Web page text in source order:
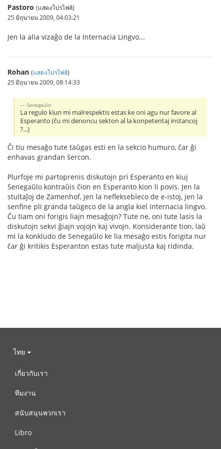
Pastoro (แสดงโปรไฟล์)
25 มิถุนายน 2009, 04:03:21
Jen la alia vizaĝo de la Internacia Lingvo...
Rohan (แสดงโปรไฟล์)
25 มิถุนายน 2009, 08:14:33
Senegaùlo:
La regulo kiun mi malrespektis estas ke oni agu nur favore al
Esperanto (ĉu mi denoncu sekton al la konpetentaj instancoj
?...)
Ĉi tiu mesaĝo tute taŭgas esti en la sekcio humuro, ĉar ĝi
enhavas grandan ŝercon.
Plurfoje mi partoprenis diskutojn pri Esperanto en kiuj
Senegaŭlo kontraŭis ĉion en Esperanto kion li povis. Jen la
stultaĵoj de Zamenhof, jen la nefleksebleco de e-istoj, jen la
senfine pli granda taŭgeco de la angla kiel internacia lingvo.
Ĉu tiam oni forigis liajn mesaĝojn? Tute ne, oni tute lasis la
diskutojn sekvi ĝiajn vojojn kaj vivojn. Konsiderante tion, laŭ
mi la konkludo de Senegaŭlo ke lia mesaĝo estis forigita nur
ĉar ĝi kritikis Esperanton estas tute maljusta kaj ridinda.
ไทย
เกี่ยวกับเรา
ทีมงาน
สนับสนุนพวกเรา
Libro